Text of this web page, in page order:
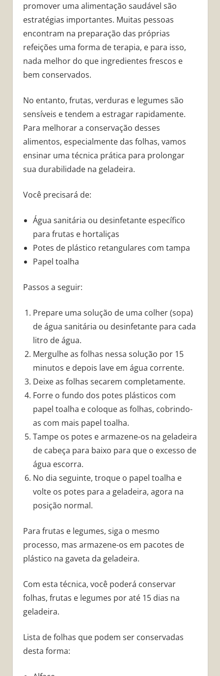
promover uma alimentação saudável são
estratégias importantes. Muitas pessoas
encontram na preparação das próprias
refeições uma forma de terapia, e para isso,
nada melhor do que ingredientes frescos e
bem conservados.
No entanto, frutas, verduras e legumes são
sensíveis e tendem a estragar rapidamente.
Para melhorar a conservação desses
alimentos, especialmente das folhas, vamos
ensinar uma técnica prática para prolongar
sua durabilidade na geladeira.
Você precisará de:
Água sanitária ou desinfetante específico
para frutas e hortaliças
Potes de plástico retangulares com tampa
Papel toalha
Passos a seguir:
Prepare uma solução de uma colher (sopa)
de água sanitária ou desinfetante para cada
litro de água.
Mergulhe as folhas nessa solução por 15
minutos e depois lave em água corrente.
Deixe as folhas secarem completamente.
Forre o fundo dos potes plásticos com
papel toalha e coloque as folhas, cobrindo-
as com mais papel toalha.
Tampe os potes e armazene-os na geladeira
de cabeça para baixo para que o excesso de
água escorra.
No dia seguinte, troque o papel toalha e
volte os potes para a geladeira, agora na
posição normal.
Para frutas e legumes, siga o mesmo
processo, mas armazene-os em pacotes de
plástico na gaveta da geladeira.
Com esta técnica, você poderá conservar
folhas, frutas e legumes por até 15 dias na
geladeira.
Lista de folhas que podem ser conservadas
desta forma: